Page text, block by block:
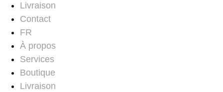
Livraison
Contact
FR
À propos
Services
Boutique
Livraison